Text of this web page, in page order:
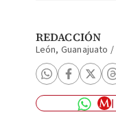
REDACCIÓN
León, Guanajuato /